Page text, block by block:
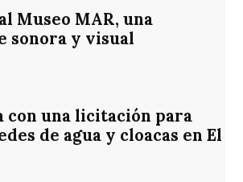
Museo MAR, una
sonora y visual
con una licitación para
de agua y cloacas en El